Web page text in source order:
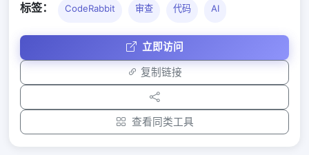
标签： CodeRabbit 审查 代码 AI
立即访问
复制链接
查看同类工具